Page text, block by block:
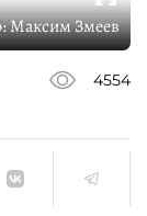
Максим Змеев
4554